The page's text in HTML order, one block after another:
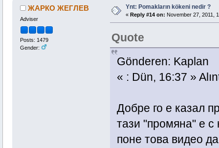
ЖАРКО ЖЕГЛЕВ
Adviser
Posts: 1479
Gender:
Ynt: Pomakların kökeni nedir ?
« Reply #14 on: November 27, 2011,
Quote
Gönderen: Kaplan
« : Dün, 16:37 »
Добре го е казал
тази "промяна" е
поне това видео